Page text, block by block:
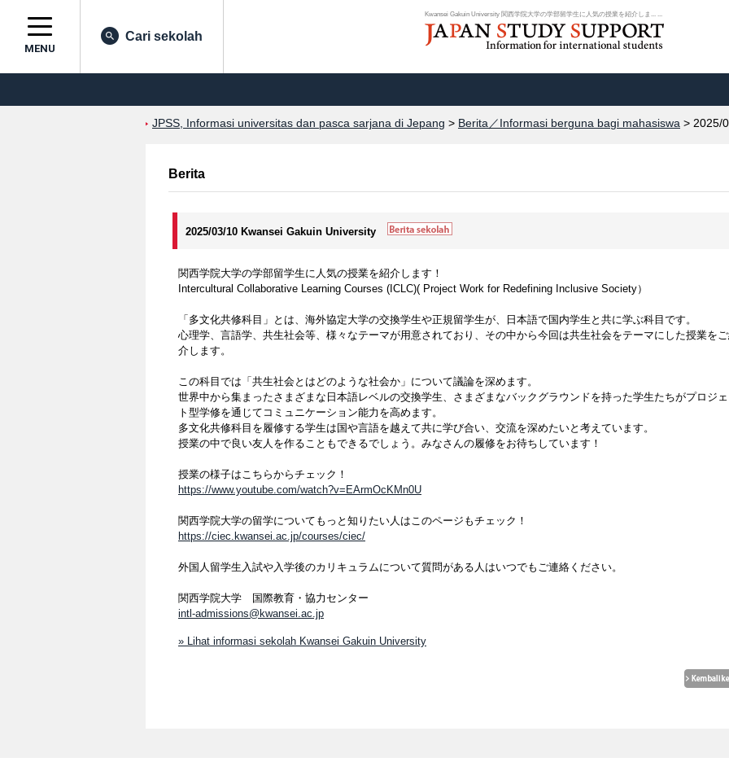
Kwansei Gakuin University 関西学院大学の学部留学生に人気の授業を紹介しま... ...
MENU
Cari sekolah
JPSS, Informasi universitas dan pasca sarjana di Jepang > Berita／Informasi berguna bagi mahasiswa > 2025/
Berita
2025/03/10 Kwansei Gakuin University
関西学院大学の学部留学生に人気の授業を紹介します！
Intercultural Collaborative Learning Courses (ICLC)( Project Work for Redefining Inclusive Society）
「多文化共修科目」とは、海外協定大学の交換学生や正規留学生が、日本語で国内学生と共に学ぶ科目です。
心理学、言語学、共生社会等、様々なテーマが用意されており、その中から今回は共生社会をテーマにした授業を
介します。
この科目では「共生社会とはどのような社会か」について議論を深めます。
世界中から集まったさまざまな日本語レベルの交換学生、さまざまなバックグラウンドを持った学生たちがプロジ
ト型学修を通じてコミュニケーション能力を高めます。
多文化共修科目を履修する学生は国や言語を越えて共に学び合い、交流を深めたいと考えています。
授業の中で良い友人を作ることもできるでしょう。みなさんの履修をお待ちしています！
授業の様子はこちらからチェック！
https://www.youtube.com/watch?v=EArmOcKMn0U
関西学院大学の留学についてもっと知りたい人はこのページもチェック！
https://ciec.kwansei.ac.jp/courses/ciec/
外国人留学生入試や入学後のカリキュラムについて質問がある人はいつでもご連絡ください。
関西学院大学 国際教育・協力センター
intl-admissions@kwansei.ac.jp
» Lihat informasi sekolah Kwansei Gakuin University